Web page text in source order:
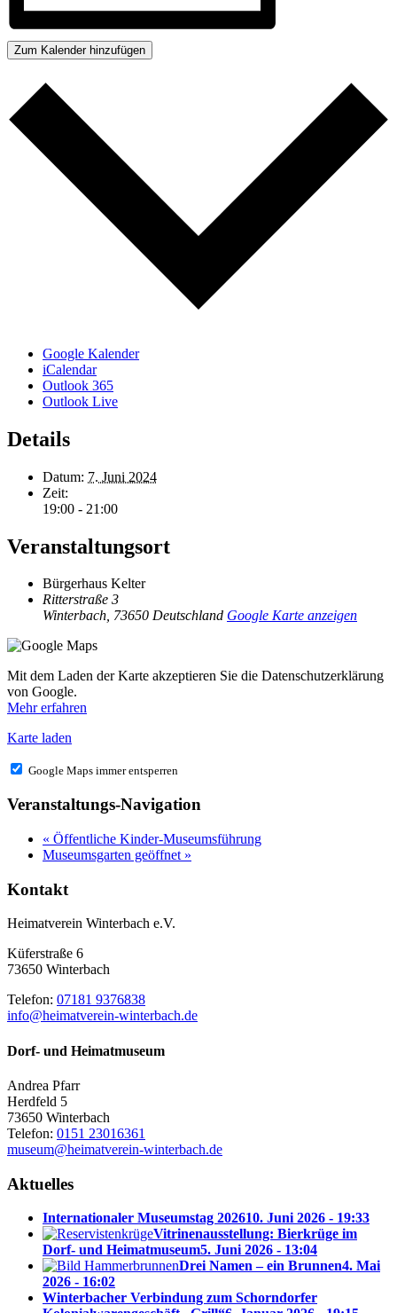
Zum Kalender hinzufügen
Google Kalender
iCalendar
Outlook 365
Outlook Live
Details
Datum: 7. Juni 2024
Zeit:
19:00 - 21:00
Veranstaltungsort
Bürgerhaus Kelter
Ritterstraße 3
Winterbach, 73650 Deutschland Google Karte anzeigen
Mit dem Laden der Karte akzeptieren Sie die Datenschutzerklärung
von Google.
Mehr erfahren
Karte laden
Google Maps immer entsperren
Veranstaltungs-Navigation
« Öffentliche Kinder-Museumsführung
Museumsgarten geöffnet »
Kontakt
Heimatverein Winterbach e.V.
Küferstraße 6
73650 Winterbach
Telefon: 07181 9376838
info@heimatverein-winterbach.de
Dorf- und Heimatmuseum
Andrea Pfarr
Herdfeld 5
73650 Winterbach
Telefon: 0151 23016361
museum@heimatverein-winterbach.de
Aktuelles
Internationaler Museumstag 202610. Juni 2026 - 19:33
Vitrinenausstellung: Bierkrüge im
Dorf- und Heimatmuseum5. Juni 2026 - 13:04
Drei Namen – ein Brunnen4. Mai
2026 - 16:02
Winterbacher Verbindung zum Schorndorfer